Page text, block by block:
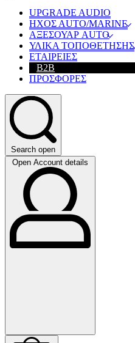
UPGRADE AUDIO
ΗΧΟΣ ΑUTO/MARINE
ΑΞΕΣΟΥΑΡ AUTO
ΥΛΙΚΑ ΤΟΠΟΘΕΤΗΣΗΣ
ΕΤΑΙΡΕΙΕΣ
B2B
ΠΡΟΣΦΟΡΕΣ
Search open
Open Account details